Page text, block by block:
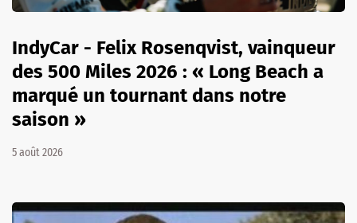
IndyCar - Felix Rosenqvist, vainqueur
des 500 Miles 2026 : « Long Beach a
marqué un tournant dans notre
saison »
5 août 2026